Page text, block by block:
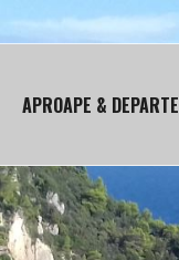
APROAPE & DEPARTE